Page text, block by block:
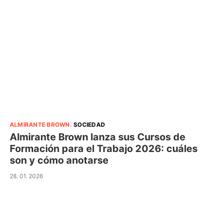
ALMIRANTE BROWN .SOCIEDAD
Almirante Brown lanza sus Cursos de
Formación para el Trabajo 2026: cuáles
son y cómo anotarse
28. 01. 2026